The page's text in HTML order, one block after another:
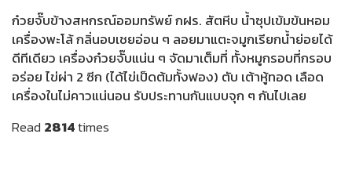
ก๋วยจั๊บข้างสหกรณ์ออมทรัพย์ กฝร. สัตหีบ น้ำซุปเข้มข้นหอม
เครื่องพะโล้ กลิ่นอบเชยอ่อน ๆ ลอยมาแตะจมูกเรียกน้ำย่อยได้
ดีทีเดียว เครื่องก๋วยจั๊บแน่น ๆ จัดมาเต็มที่ ทั้งหมูกรอบที่กรอบ
อร่อย ไข่ผ่า 2 ซีก (ได้ไข่เป็ดต้มทั้งฟอง) ตับ เต้าหู้ทอด เลือด
เครื่องในไม่คาวแน่นอน รับประทานกันแบบจุก ๆ กันไปเลย
Read 2814times